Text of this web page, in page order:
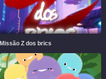
Missão Z dos brics